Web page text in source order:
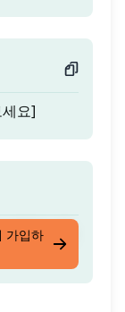
요]
비스, 카
가입하